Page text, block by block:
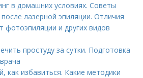
в домашних условиях. Советы
лазерной эпиляции. Отличия
фотоэпиляции и других видов
простуду за сутки. Подготовка
избавиться. Какие методики